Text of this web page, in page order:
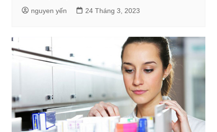
nguyen yến 24 Tháng 3, 2023